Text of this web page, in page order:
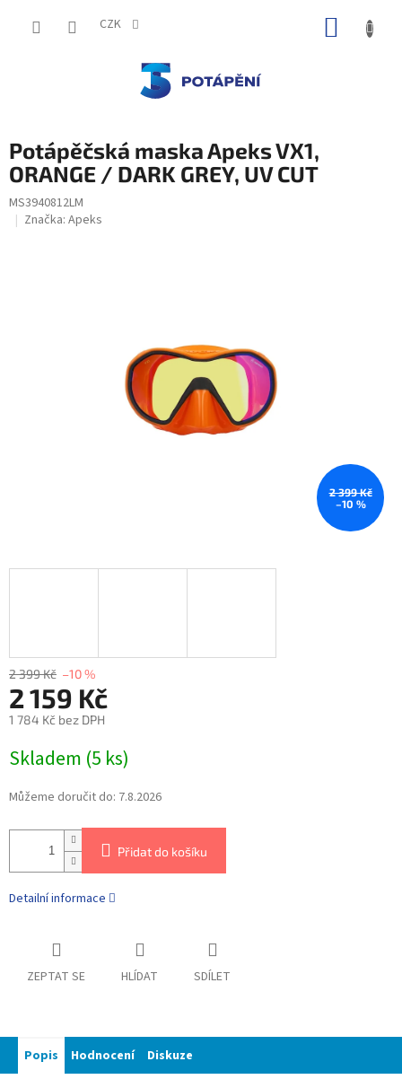
CZK
Potápěčská maska Apeks VX1,
ORANGE / DARK GREY, UV CUT
MS3940812LM
Značka: Apeks
2 399 Kč
–10 %
2 399 Kč –10 %
2 159 Kč
1 784 Kč bez DPH
Skladem (5 ks)
Můžeme doručit do: 7.8.2026
Přidat do košíku
Detailní informace
ZEPTAT SE HLÍDAT SDÍLET
Popis Hodnocení Diskuze